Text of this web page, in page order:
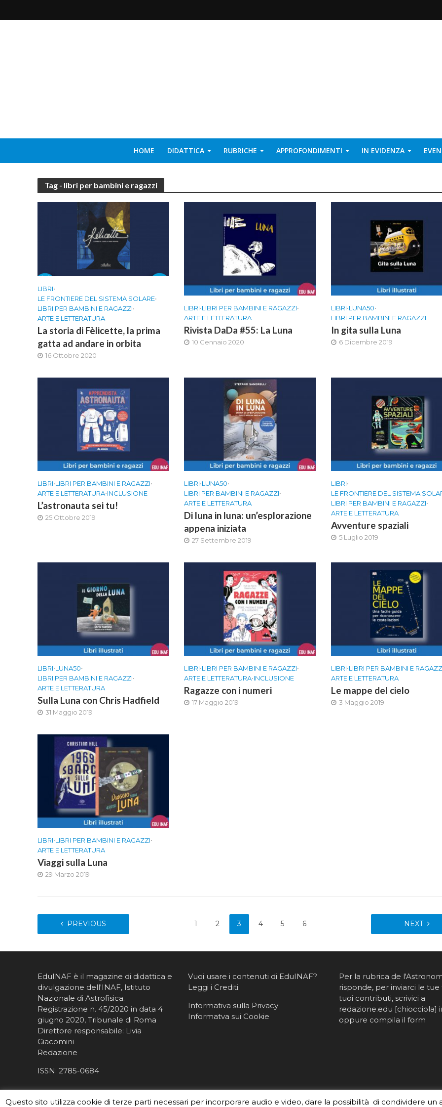
HOME DIDATTICA RUBRICHE APPROFONDIMENTI IN EVIDENZA
Tag - libri per bambini e ragazzi
LIBRI•
LE FRONTIERE DEL SISTEMA SOLARE•
LIBRI PER BAMBINI E RAGAZZI•
ARTE E LETTERATURA
La storia di Fèlicette, la prima
gatta ad andare in orbita
16 Ottobre 2020
LIBRI•LIBRI PER BAMBINI E RAGAZZI•
ARTE E LETTERATURA
Rivista DaDa #55: La Luna
10 Gennaio 2020
LIBRI•LUNA50•
LIBRI PER BAMBINI E RAGAZZI
In gita sulla Luna
6 Dicembre 2019
LIBRI•LIBRI PER BAMBINI E RAGAZZI•
ARTE E LETTERATURA•INCLUSIONE
L’astronauta sei tu!
25 Ottobre 2019
LIBRI•LUNA50•
LIBRI PER BAMBINI E RAGAZZI•
ARTE E LETTERATURA
Di luna in luna: un’esplorazione
appena iniziata
27 Settembre 2019
LIBRI•
LE FRONTIERE DEL SISTEMA
LIBRI PER BAMBINI E RAGAZZI•
ARTE E LETTERATURA
Avventure spaziali
5 Luglio 2019
LIBRI•LUNA50•
LIBRI PER BAMBINI E RAGAZZI•
ARTE E LETTERATURA
Sulla Luna con Chris Hadfield
31 Maggio 2019
LIBRI•LIBRI PER BAMBINI E RAGAZZI•
ARTE E LETTERATURA•INCLUSIONE
Ragazze con i numeri
17 Maggio 2019
LIBRI•LIBRI PER BAMBINI E
ARTE E LETTERATURA
Le mappe del cielo
3 Maggio 2019
LIBRI•LIBRI PER BAMBINI E RAGAZZI•
ARTE E LETTERATURA
Viaggi sulla Luna
29 Marzo 2019
PREVIOUS 1 2 3 4 5 6 NEXT
EduINAF è il magazine di didattica e
divulgazione dell'INAF, Istituto
Nazionale di Astrofisica.
Registrazione n. 45/2020 in data 4
giugno 2020, Tribunale di Roma
Direttore responsabile: Livia
Giacomini
Redazione
ISSN: 2785-0684
Vuoi usare i contenuti di EduINAF?
Leggi i Crediti.
Informativa sulla Privacy
Informatva sui Cookie
Per la rubrica de
risponde, per inviarci le tue
tuoi contributi, scrivici a
redazione.edu [chiocciola]
oppure compila il form
Questo sito utilizza cookie di terze parti necessari per incorporare audio e video, dare la possibilità di condividere